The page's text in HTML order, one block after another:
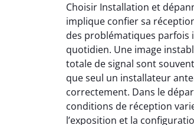
Choisir Installation et
implique confier sa
des problématiques parfois
quotidien. Une image
totale de signal sont
que seul un installateur
correctement. Dans le
conditions de réception
l’exposition et la